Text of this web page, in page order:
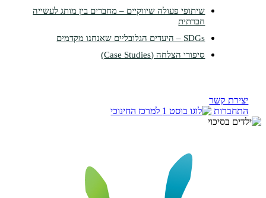
שיתופי פעולה שיווקיים – מחברים בין מותג לעשייה
סיפורי הצלחה (Case Studies)
למרכז החינוכי